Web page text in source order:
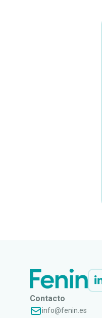
Contacto
info@fenin.es